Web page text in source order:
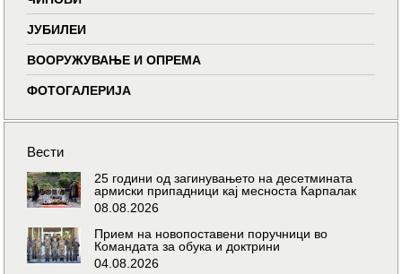
ЈУБИЛЕИ
ВООРУЖУВАЊЕ И ОПРЕМА
ФОТОГАЛЕРИЈА
Вести
25 години од загинувањето на десетмината
армиски припадници кај месноста Карпалак
08.08.2026
Прием на новопоставени поручници во
Командата за обука и доктрини
04.08.2026